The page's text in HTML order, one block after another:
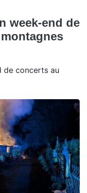
week-end de
de concerts au